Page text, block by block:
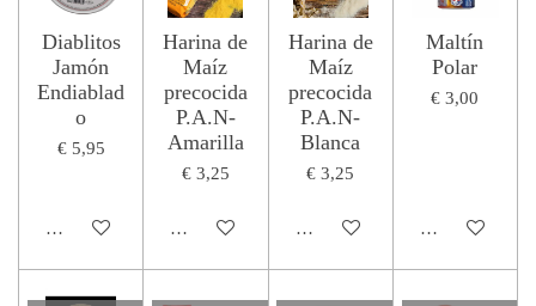
Diablitos
Jamón
Endiablad
o
€ 5,95
In winkelwagen
Harina de
Maíz
precocida
P.A.N-
Amarilla
€ 3,25
Houd mij op de hoogte
Harina de
Maíz
precocida
P.A.N-
Blanca
€ 3,25
In winkelwagen
Maltín
Polar
€ 3,00
In